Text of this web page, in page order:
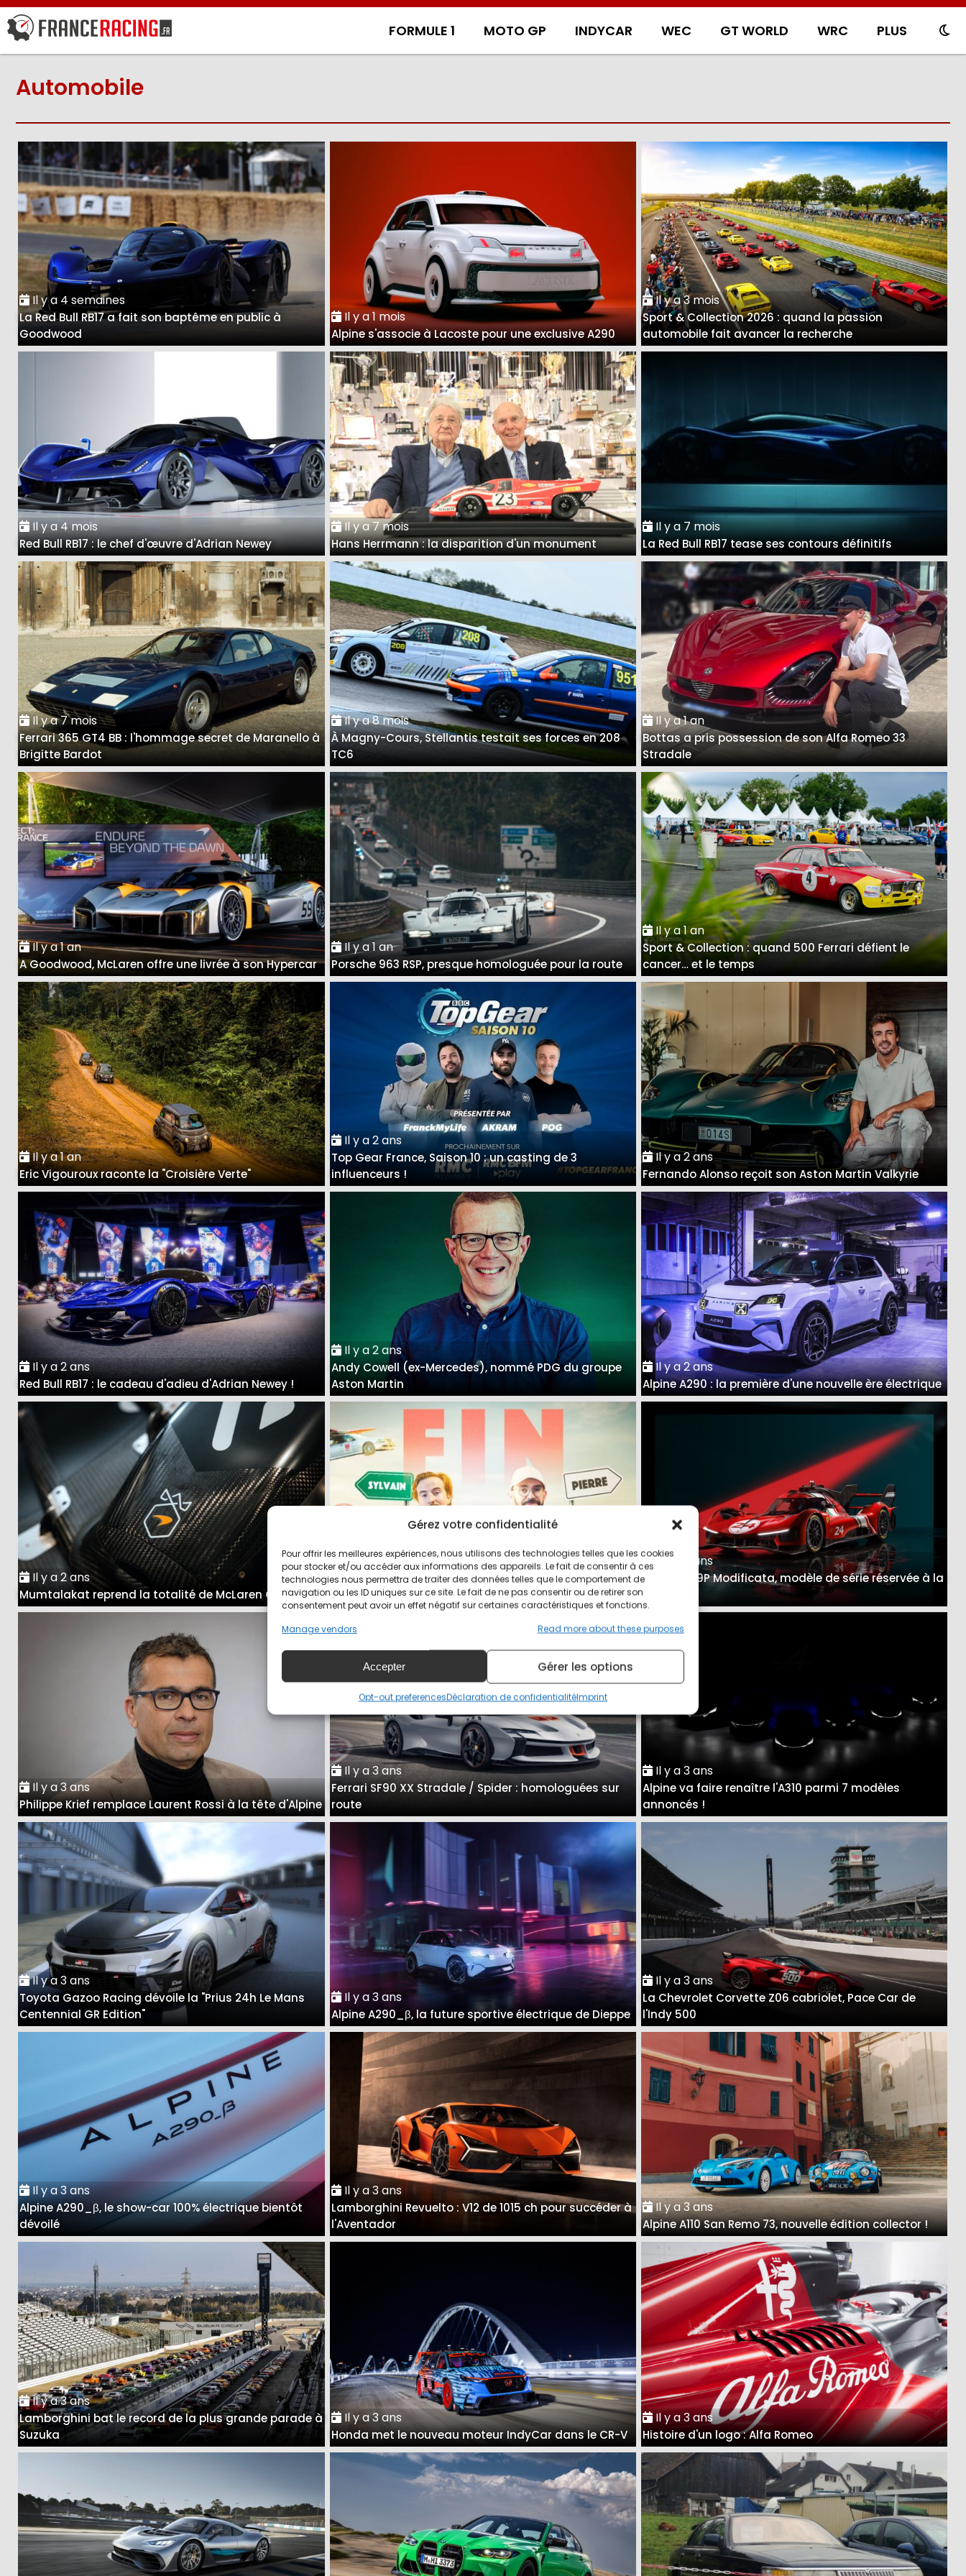
Gérez votre confidentialité
Pour offrir les meilleures expériences, nous utilisons des technologies telles que les cookies
pour stocker et/ou accéder aux informations des appareils. Le fait de consentir à ces
technologies nous permettra de traiter des données telles que le comportement de
navigation ou les ID uniques sur ce site. Le fait de ne pas consentir ou de retirer son
consentement peut avoir un effet négatif sur certaines caractéristiques et fonctions.
Manage vendors
Read more about these purposes
Accepter Gérer les options
Opt-out preferencesDéclaration de confidentialitéImprint
FORMULE 1 MOTO GP INDYCAR WEC GT WORLD WRC PLUS
Automobile
Il y a 4 semaines
La Red Bull RB17 a fait son baptême en public à
Goodwood
Il y a 1 mois
Alpine s'associe à Lacoste pour une exclusive A290
Il y a 3 mois
Sport & Collection 2026 : quand la passion
automobile fait avancer la recherche
Il y a 4 mois
Red Bull RB17 : le chef d'œuvre d'Adrian Newey
Il y a 7 mois
Hans Herrmann : la disparition d'un monument
Il y a 7 mois
La Red Bull RB17 tease ses contours définitifs
Il y a 7 mois
Ferrari 365 GT4 BB : l'hommage secret de Maranello à
Brigitte Bardot
Il y a 8 mois
À Magny-Cours, Stellantis testait ses forces en 208
TC6
Il y a 1 an
Bottas a pris possession de son Alfa Romeo 33
Stradale
Il y a 1 an
A Goodwood, McLaren offre une livrée à son Hypercar
Il y a 1 an
Porsche 963 RSP, presque homologuée pour la route
Il y a 1 an
Sport & Collection : quand 500 Ferrari défient le
cancer… et le temps
Il y a 1 an
Eric Vigouroux raconte la "Croisière Verte"
Il y a 2 ans
Top Gear France, Saison 10 : un casting de 3
influenceurs !
Il y a 2 ans
Fernando Alonso reçoit son Aston Martin Valkyrie
Il y a 2 ans
Red Bull RB17 : le cadeau d'adieu d'Adrian Newey !
Il y a 2 ans
Andy Cowell (ex-Mercedes), nommé PDG du groupe
Aston Martin
Il y a 2 ans
Alpine A290 : la première d'une nouvelle ère électrique
Il y a 2 ans
Mumtalakat reprend la totalité de McLaren Group
Il y a 3 ans
Pierre et Sylvain arrêtent l'aventure Vilebrequin sur
YouTube
Il y a 3 ans
Ferrari 499P Modificata, modèle de série réservée à la
piste
Il y a 3 ans
Philippe Krief remplace Laurent Rossi à la tête d'Alpine
Il y a 3 ans
Ferrari SF90 XX Stradale / Spider : homologuées sur
route
Il y a 3 ans
Alpine va faire renaître l'A310 parmi 7 modèles
annoncés !
Il y a 3 ans
Toyota Gazoo Racing dévoile la "Prius 24h Le Mans
Centennial GR Edition"
Il y a 3 ans
Alpine A290_β, la future sportive électrique de Dieppe
Il y a 3 ans
La Chevrolet Corvette Z06 cabriolet, Pace Car de
l'Indy 500
Il y a 3 ans
Alpine A290_β, le show-car 100% électrique bientôt
dévoilé
Il y a 3 ans
Lamborghini Revuelto : V12 de 1015 ch pour succéder à
l'Aventador
Il y a 3 ans
Alpine A110 San Remo 73, nouvelle édition collector !
Il y a 3 ans
Lamborghini bat le record de la plus grande parade à
Suzuka
Il y a 3 ans
Honda met le nouveau moteur IndyCar dans le CR-V
Il y a 3 ans
Histoire d'un logo : Alfa Romeo